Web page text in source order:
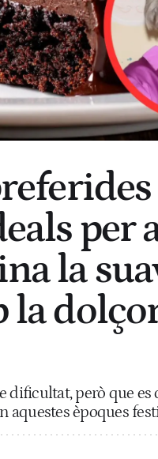
per
la
la
dificultat, però que es
aquestes èpoques